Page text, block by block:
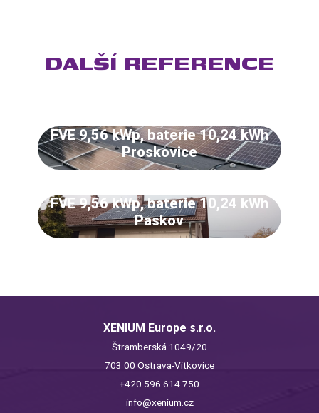
DALŠÍ REFERENCE
FVE 9,56 kWp, baterie 10,24 kWh
Proskovice
FVE 9,56 kWp, baterie 10,24 kWh
Paskov
XENIUM Europe s.r.o.
Štramberská 1049/20
703 00 Ostrava-Vítkovice
+420 596 614 750
info@xenium.cz